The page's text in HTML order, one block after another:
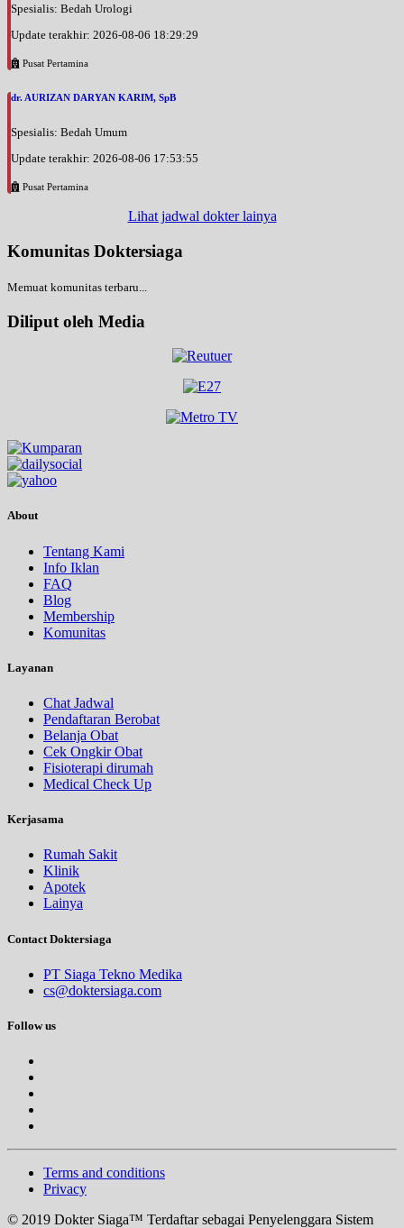
Spesialis: Bedah Urologi
Update terakhir: 2026-08-06 18:29:29
Pusat Pertamina
dr. AURIZAN DARYAN KARIM, SpB
Spesialis: Bedah Umum
Update terakhir: 2026-08-06 17:53:55
Pusat Pertamina
Lihat jadwal dokter lainya
Komunitas Doktersiaga
Memuat komunitas terbaru...
Diliput oleh Media
About
Tentang Kami
Info Iklan
FAQ
Blog
Membership
Komunitas
Layanan
Chat Jadwal
Pendaftaran Berobat
Belanja Obat
Cek Ongkir Obat
Fisioterapi dirumah
Medical Check Up
Kerjasama
Rumah Sakit
Klinik
Apotek
Lainya
Contact Doktersiaga
PT Siaga Tekno Medika
cs@doktersiaga.com
Follow us
Terms and conditions
Privacy
© 2019 Dokter Siaga™ Terdaftar sebagai Penyelenggara Sistem